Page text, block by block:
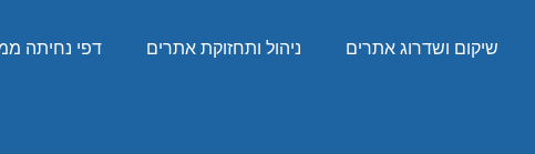
שיקום ושדרוג אתרים ניהול ותחזוקת אתרים דפי נחיתה